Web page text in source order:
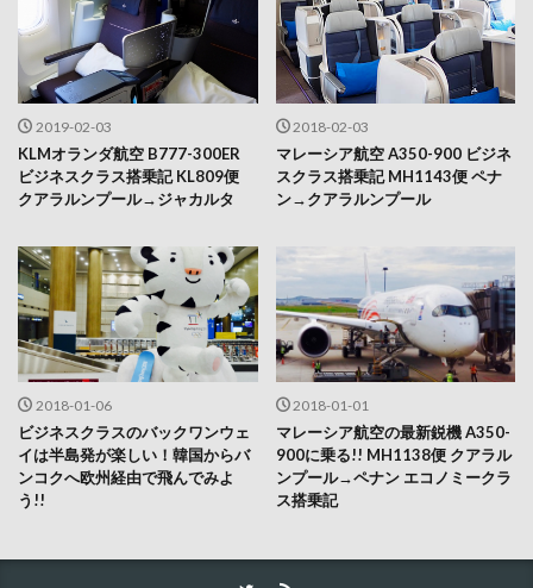
2019-02-03
KLMオランダ航空 B777-300ER
ビジネスクラス搭乗記 KL809便
クアラルンプール→ジャカルタ
2018-02-03
マレーシア航空 A350-900 ビジネ
スクラス搭乗記 MH1143便 ペナ
ン→クアラルンプール
2018-01-06
ビジネスクラスのバックワンウェ
イは半島発が楽しい！韓国からバ
ンコクへ欧州経由で飛んでみよ
う!!
2018-01-01
マレーシア航空の最新鋭機 A350-
900に乗る!! MH1138便 クアラル
ンプール→ペナン エコノミークラ
ス搭乗記